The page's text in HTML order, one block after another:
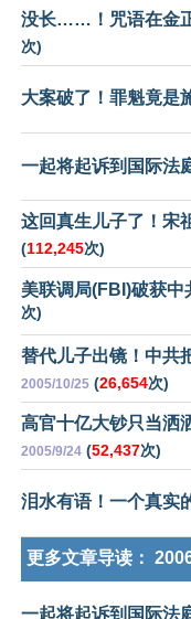
没长……！咒语在金
次)
大案破了！罪魁竟是
一起将起诉到国际法
这回真生儿子了！宋
(112,245次)
美联调局(FBI)破获
次)
替代儿子出镜！中共
2005/10/25 (26,654次)
高官十亿大钞只当洒
2005/9/24 (52,437次)
泪水有语！一个真实
更多文章导读：
一起将起诉到国际法